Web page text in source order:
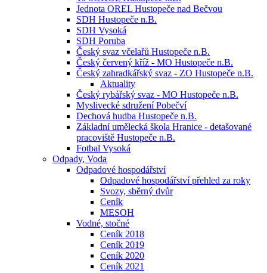
Jednota OREL Hustopeče nad Bečvou
SDH Hustopeče n.B.
SDH Vysoká
SDH Poruba
Český svaz včelařů Hustopeče n.B.
Český červený kříž - MO Hustopeče n.B.
Český zahradkářský svaz - ZO Hustopeče n.B.
Aktuality
Český rybářský svaz - MO Hustopeče n.B.
Myslivecké sdružení Pobečví
Dechová hudba Hustopeče n.B.
Základní umělecká škola Hranice - detašované
pracoviště Hustopeče n.B.
Fotbal Vysoká
Odpady, Voda
Odpadové hospodářství
Odpadové hospodářství přehled za roky
Svozy, sběrný dvůr
Ceník
MESOH
Vodné, stočné
Ceník 2018
Ceník 2019
Ceník 2020
Ceník 2021